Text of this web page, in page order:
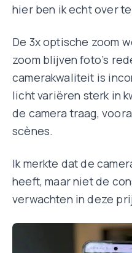
hier ben ik echt over
De 3x optische zoom
zoom blijven foto’s
camerakwaliteit is
licht variëren sterk in
de camera traag,
scènes.
Ik merkte dat de
heeft, maar niet de
verwachten in deze